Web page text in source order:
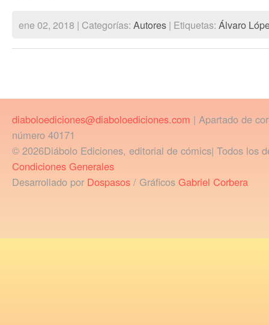
ene 02, 2018 | Categorías: Autores | Etiquetas: Álvaro
diaboloediciones@diaboloediciones.com | Apartado de
número 40171
© 2026Diábolo Ediciones, editorial de cómics| Todos los
Condiciones Generales
Desarrollado por Dospasos / Gráficos Gabriel Corbera